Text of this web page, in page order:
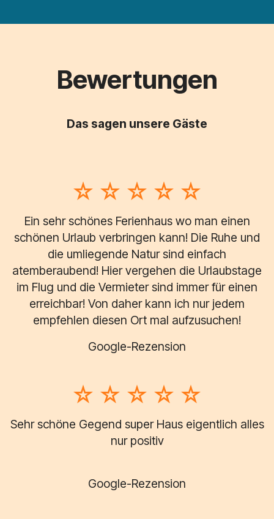
Bewertungen
Das sagen unsere Gäste
Ein sehr schönes Ferienhaus wo man einen
schönen Urlaub verbringen kann! Die Ruhe und
die umliegende Natur sind einfach
atemberaubend! Hier vergehen die Urlaubstage
im Flug und die Vermieter sind immer für einen
erreichbar! Von daher kann ich nur jedem
empfehlen diesen Ort mal aufzusuchen!
Google-Rezension
Sehr schöne Gegend super Haus eigentlich alles
nur positiv
Google-Rezension